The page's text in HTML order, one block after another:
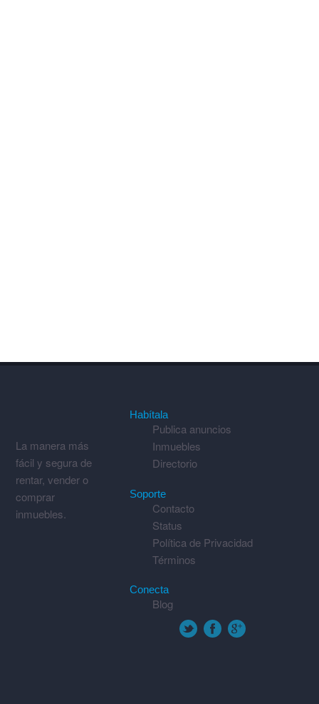
La manera más
fácil y segura de
rentar, vender o
comprar
inmuebles.
Habítala
Publica anuncios
Inmuebles
Directorio
Soporte
Contacto
Status
Política de Privacidad
Términos
Conecta
Blog